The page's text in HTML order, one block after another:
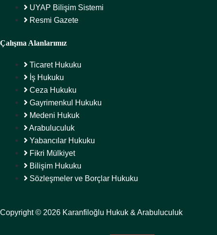
UYAP Bilişim Sistemi
Resmi Gazete
Çalışma Alanlarımız
Ticaret Hukuku
İş Hukuku
Ceza Hukuku
Gayrimenkul Hukuku
Medeni Hukuk
Arabuluculuk
Yabancılar Hukuku
Fikri Mülkiyet
Bilişim Hukuku
Sözleşmeler ve Borçlar Hukuku
Copyright © 2026 Karanfiloğlu Hukuk & Arabuluculuk